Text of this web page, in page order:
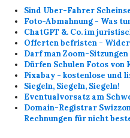
Sind Uber-Fahrer
Foto-Abmahnung - Was
ChatGPT &. Co. im
Offerten befristen -
Darf man Zoom-
Dürfen Schulen Fotos
Pixabay - kostenlose und
Siegeln, Siegeln, Siegeln!
Eventualvorsatz am
Domain-Registrar
Rechnungen für nicht